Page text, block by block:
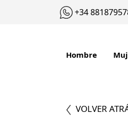
+34
Hombre
VOLVER